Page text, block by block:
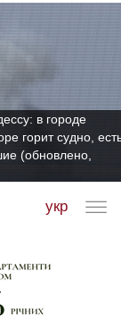
в городе
горит судно,
(обновлено,
укр